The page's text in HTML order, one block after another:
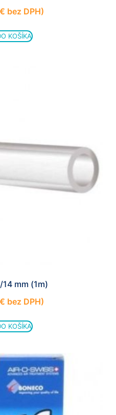
€ bez DPH)
KOŠÍKA
mm (1m)
€ bez DPH)
KOŠÍKA